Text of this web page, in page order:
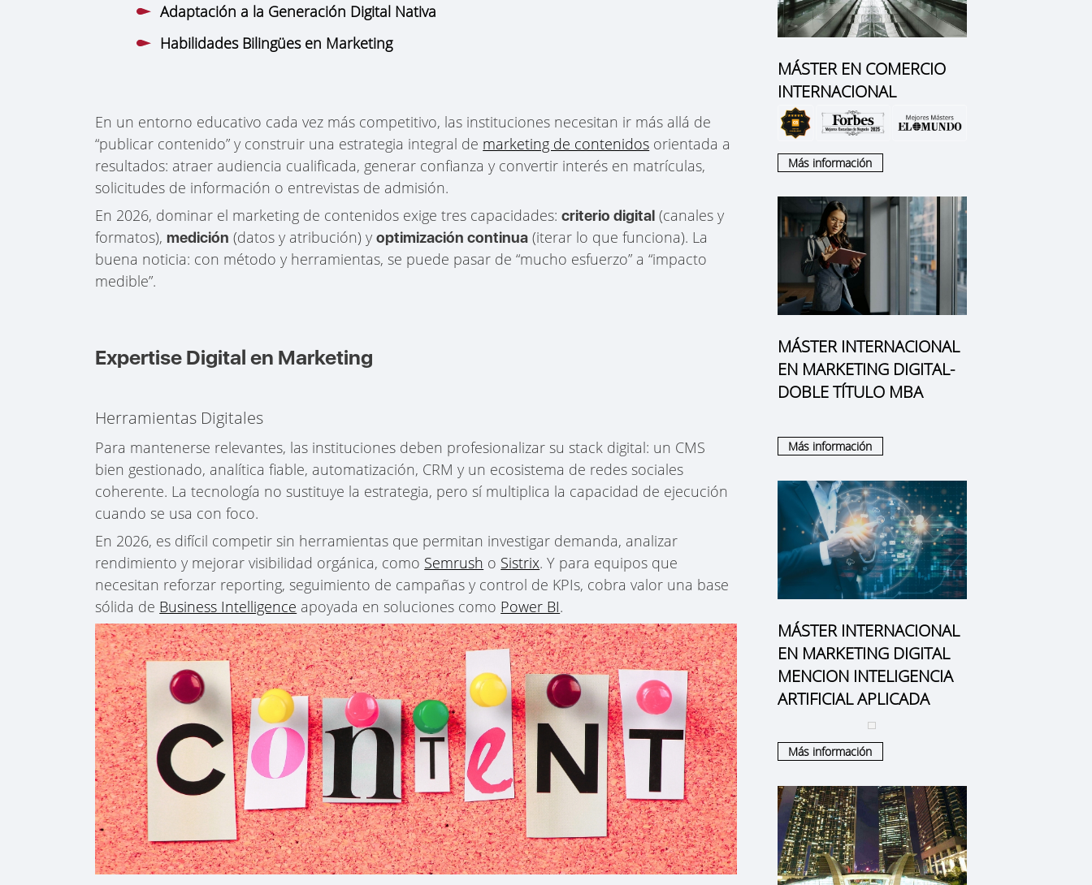
Adaptación a la Generación Digital Nativa
Habilidades Bilingües en Marketing
En un entorno educativo cada vez más competitivo, las instituciones necesitan ir más allá de
“publicar contenido” y construir una estrategia integral de marketing de contenidos orientada a
resultados: atraer audiencia cualificada, generar confianza y convertir interés en matrículas,
solicitudes de información o entrevistas de admisión.
En 2026, dominar el marketing de contenidos exige tres capacidades:criterio digital (canales y
formatos),medición (datos y atribución) yoptimización continua (iterar lo que funciona). La
buena noticia: con método y herramientas, se puede pasar de “mucho esfuerzo” a “impacto
medible”.
Expertise Digital en Marketing
Herramientas Digitales
Para mantenerse relevantes, las instituciones deben profesionalizar su stack digital: un CMS
bien gestionado, analítica fiable, automatización, CRM y un ecosistema de redes sociales
coherente. La tecnología no sustituye la estrategia, pero sí multiplica la capacidad de ejecución
cuando se usa con foco.
En 2026, es difícil competir sin herramientas que permitan investigar demanda, analizar
rendimiento y mejorar visibilidad orgánica, como Semrush o Sistrix. Y para equipos que
necesitan reforzar reporting, seguimiento de campañas y control de KPIs, cobra valor una base
sólida de Business Intelligence apoyada en soluciones como Power BI.
MÁSTER EN COMERCIO
INTERNACIONAL
Más información
MÁSTER INTERNACIONAL
EN MARKETING DIGITAL-
DOBLE TÍTULO MBA
Más información
MÁSTER INTERNACIONAL
EN MARKETING DIGITAL
MENCION INTELIGENCIA
ARTIFICIAL APLICADA
Más información